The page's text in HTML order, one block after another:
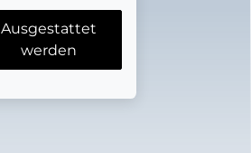
Ausgestattet
werden